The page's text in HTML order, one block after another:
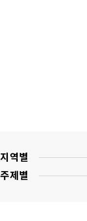
지역별
주제별